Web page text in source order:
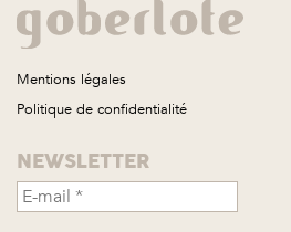
Mentions légales
Politique de confidentialité
NEWSLETTER